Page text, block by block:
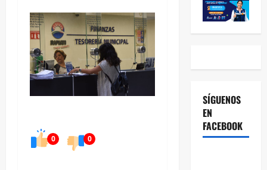
0 0
SÍGUENOS
EN
FACEBOOK